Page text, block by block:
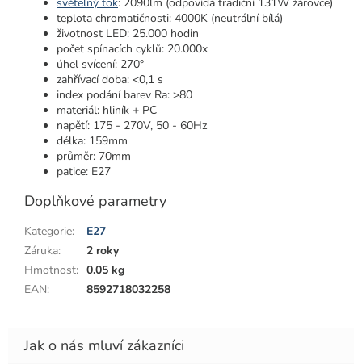
teplota chromatičnosti: 4000K (neutrální bílá)
životnost LED: 25.000 hodin
počet spínacích cyklů: 20.000x
úhel svícení: 270°
zahřívací doba: <0,1 s
index podání barev Ra: >80
materiál: hliník + PC
napětí: 175 - 270V, 50 - 60Hz
délka: 159mm
průměr: 70mm
patice: E27
Doplňkové parametry
Kategorie:
E27
Záruka:
2 roky
Hmotnost: 0.05 kg
EAN: 8592718032258